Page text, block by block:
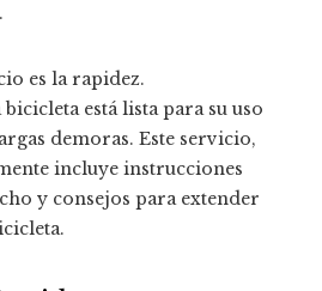
es la rapidez.
está lista para su uso
demoras. Este servicio,
incluye instrucciones
y consejos para extender